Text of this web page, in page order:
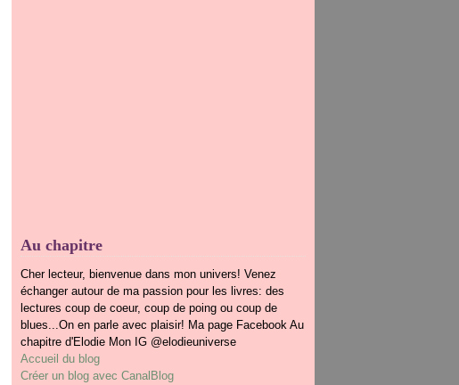
Au chapitre
Cher lecteur, bienvenue dans mon univers! Venez
échanger autour de ma passion pour les livres: des
lectures coup de coeur, coup de poing ou coup de
blues...On en parle avec plaisir! Ma page Facebook Au
chapitre d'Elodie Mon IG @elodieuniverse
Accueil du blog
Créer un blog avec CanalBlog